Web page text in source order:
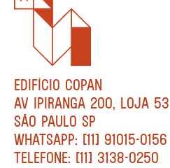
EDIFÍCIO COPAN
AV IPIRANGA 200, LOJA 53
SÃO PAULO SP
WHATSAPP: [11] 91015-0156
TELEFONE: [11] 3138-0250